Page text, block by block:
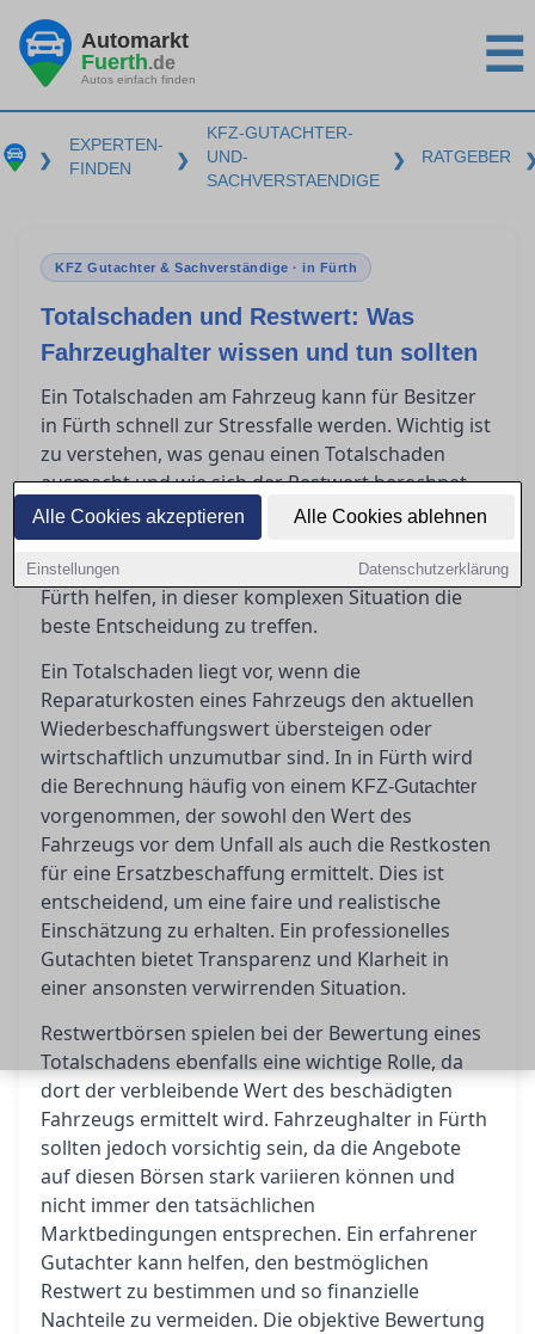
Alle Cookies akzeptieren Alle Cookies ablehnen
Einstellungen Datenschutzerklärung
Automarkt
Fuerth.de
Autos einfach finden ☰
❯
EXPERTEN-
FINDEN
❯
KFZ-GUTACHTER-
UND-
SACHVERSTAENDIGE
❯ RATGEBER
KFZ Gutachter & Sachverständige · in Fürth
Totalschaden und Restwert: Was
Fahrzeughalter wissen und tun sollten
Ein Totalschaden am Fahrzeug kann für Besitzer
in Fürth schnell zur Stressfalle werden. Wichtig ist
zu verstehen, was genau einen Totalschaden
ausmacht und wie sich der Restwert berechnet.
Zudem spielen Restwertbörsen häufig eine Rolle,
bei denen man jedoch Vorsicht walten lassen
sollte. Ein erfahrener Gutachter kann Ihnen in
Fürth helfen, in dieser komplexen Situation die
beste Entscheidung zu treffen.
Ein Totalschaden liegt vor, wenn die
Reparaturkosten eines Fahrzeugs den aktuellen
Wiederbeschaffungswert übersteigen oder
wirtschaftlich unzumutbar sind. In in Fürth wird
die Berechnung häufig von einem KFZ-Gutachter
vorgenommen, der sowohl den Wert des
Fahrzeugs vor dem Unfall als auch die Restkosten
für eine Ersatzbeschaffung ermittelt. Dies ist
entscheidend, um eine faire und realistische
Einschätzung zu erhalten. Ein professionelles
Gutachten bietet Transparenz und Klarheit in
einer ansonsten verwirrenden Situation.
Restwertbörsen spielen bei der Bewertung eines
Totalschadens ebenfalls eine wichtige Rolle, da
dort der verbleibende Wert des beschädigten
Fahrzeugs ermittelt wird. Fahrzeughalter in Fürth
sollten jedoch vorsichtig sein, da die Angebote
auf diesen Börsen stark variieren können und
nicht immer den tatsächlichen
Marktbedingungen entsprechen. Ein erfahrener
Gutachter kann helfen, den bestmöglichen
Restwert zu bestimmen und so finanzielle
Nachteile zu vermeiden. Die objektive Bewertung